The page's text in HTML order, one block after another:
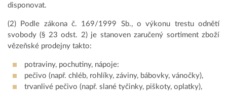
disponovat.
(2) Podle zákona č. 169/1999 Sb., o výkonu trestu odnětí
svobody (§ 23 odst. 2) je stanoven zaručený sortiment zboží
vězeňské prodejny takto:
potraviny, pochutiny, nápoje:
pečivo (např. chléb, rohlíky, záviny, bábovky, vánočky),
trvanlivé pečivo (např. slané tyčinky, piškoty, oplatky),